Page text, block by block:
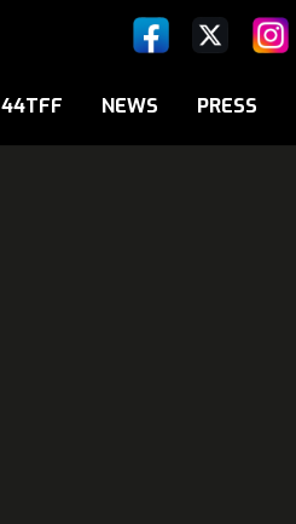
44TFF NEWS PRESS